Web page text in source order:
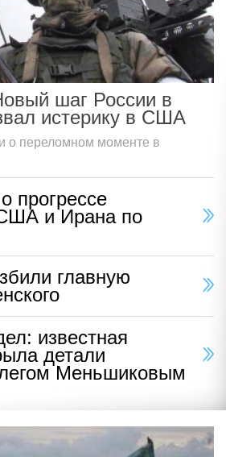
шаг России в
истерику в США
о переломном моменте в
прогрессе
и Ирана по
главную
известная
детали
Меньшиковым